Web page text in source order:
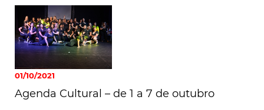
01/10/2021
Agenda Cultural – de 1 a 7 de outubro